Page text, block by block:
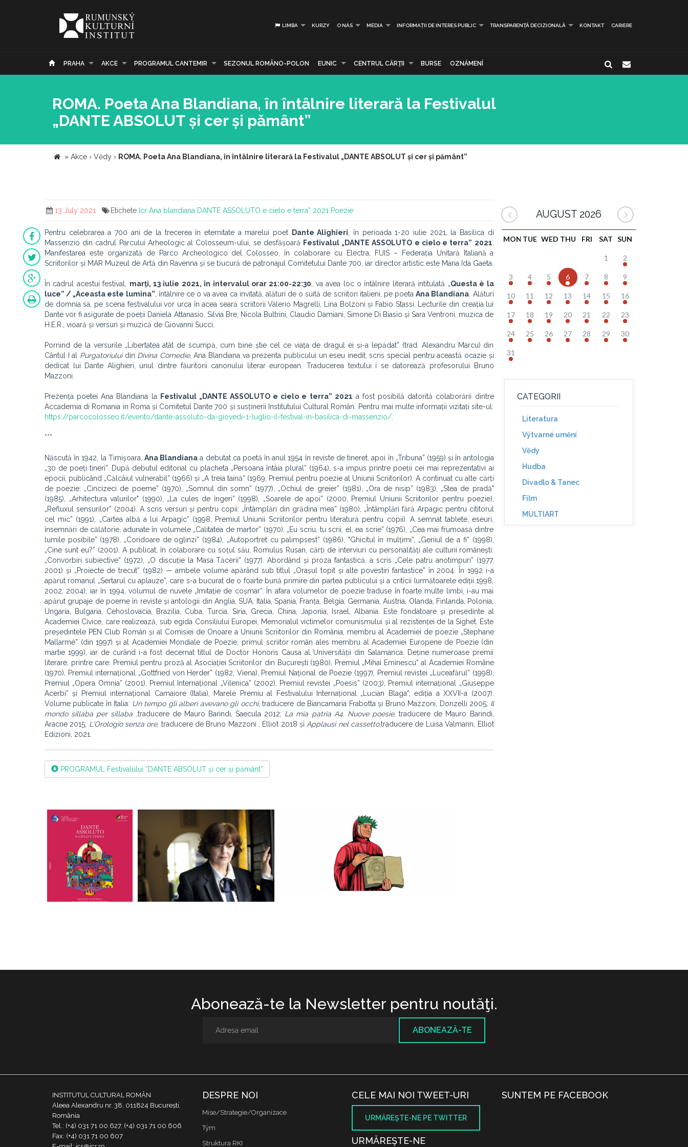
LIMBA KURZY O NÁS MÉDIA INFORMAȚII DE INTERES PUBLIC TRANSPARENȚĂ DECIZIONALĂ KONTAKT CARIERE
PRAHA AKCE PROGRAMUL CANTEMIR SEZONUL ROMÂNO-POLON EUNIC CENTRUL CĂRŢII BURSE OZNÁMENÍ
ROMA. Poeta Ana Blandiana, în întâlnire literară la Festivalul
„DANTE ABSOLUT și cer și pământ”
» Akce › Vědy › ROMA. Poeta Ana Blandiana, în întâlnire literară la Festivalul „DANTE ABSOLUT și cer și pământ”
13 July 2021 Etichete Icr Ana blandiana DANTE ASSOLUTO e cielo e terra” 2021 Poezie
Pentru celebrarea a 700 ani de la trecerea în eternitate a marelui poet Dante Alighieri
în perioada 1-20 iulie 2021, la Basilica di
Massenzio din cadrul Parcului Arheologic al Colosseum-ului, se desfășoară Festivalul „DANTE ASSOLUTO e cielo e terra” 2021
Manifestarea este organizată de Parco Archeologico del Colosseo, în colaborare cu Electra, FUIS – Federația Unitară Italiană a
Scriitorilor și MAR Muzeul de Artă din Ravenna și se bucură de patronajul Comitetului Dante 700, iar director artistic este Maria Ida Gaeta.
În cadrul acestui festival, marți, 13 iulie 2021, în intervalul orar 21:00-22:30 , va avea loc o întâlnire literară intitulată „Questa è la
luce” / „Aceasta este lumina” , întâlnire ce o va avea ca invitată, alături de o suită de scriitori italieni, pe poetaAna Blandiana . Alături
de domnia sa, pe scena festivalului vor urca în acea seară scriitorii Valerio Magrelli, Lina Bolzoni și Fabio Stassi. Lecturile din creația lui
Dante vor fi asigurate de poeții Daniela Attanasio, Silvia Bre, Nicola Bultrini, Claudio Damiani, Simone Di Biasio și Sara Ventroni, muzica de
H.E.R., vioară și versuri și muzică de Giovanni Succi.
Pornind de la versurile „Libertatea atât de scumpă, cum bine știe cel ce viața de dragul ei și-a lepădat” (trad. Alexandru Marcu) din
Cântul I al Purgatoriuluidin Divina Comedie, Ana Blandiana va prezenta publicului un eseu inedit, scris special pentru această ocazie și
dedicat lui Dante Alighieri, unul dintre făuritorii canonului literar european. Traducerea textului i se datorează profesorului Bruno
Mazzoni.
Prezența poetei Ana Blandiana la Festivalul „DANTE ASSOLUTO e cielo e terra” 2021 a fost posibilă datorită colaborării dintre
Accademia di Romania in Roma și Comitetul Dante 700 și susținerii Institutului Cultural Român. Pentru mai multe informații vizitați site-ul:
https://parcocolosseo.it/evento/dante-assoluto-da-giovedi-1-luglio-il-festival-in-basilica-di-massenzio/
***
Născută în 1942, la Timișoara, Ana Blandiana a debutat ca poetă în anul 1954 în reviste de tineret, apoi în „Tribuna” (1959) și în antologia
„30 de poeți tineri”. După debutul editorial cu placheta „Persoana întâia plural” (1964), s-a impus printre poeții cei mai reprezentativi ai
epocii, publicând „Călcâiul vulnerabil” (1966) și „A treia taină” (1969, Premiul pentru poezie al Uniunii Scriitorilor). A continuat cu alte cărți
de poezie: „Cincizeci de poeme” (1970), „Somnul din somn” (1977), „Ochiul de greier” (1981), „Ora de nisip” (1983), „Stea de pradă"
(1985), „Arhitectura valurilor" (1990), „La cules de îngeri” (1998), „Soarele de apoi” (2000, Premiul Uniunii Scriitorilor pentru poezie),
„Refluxul sensurilor” (2004). A scris versuri și pentru copii: „Întâmplări din grădina mea” (1980), „Întâmplări fără Arpagic pentru cititorul
cel mic” (1991), „Cartea albă a lui Arpagic” (1998, Premiul Uniunii Scriitorilor pentru literatură pentru copii). A semnat tablete, eseuri,
însemnări de călătorie, adunate în volumele „Calitatea de martor” (1970), „Eu scriu, tu scrii, el, ea scrie” (1976), „Cea mai frumoasă dintre
lumile posibile” (1978), „Coridoare de oglinzi” (1984), „Autoportret cu palimpsest” (1986), "Ghicitul în mulțimi”, „Geniul de a fi” (1998),
„Cine sunt eu?” (2001). A publicat, în colaborare cu soțul său, Romulus Rusan, cărți de interviuri cu personalități ale culturii românești:
„Convorbiri subiective” (1972), „O discuție la Masa Tăcerii” (1977). Abordând și proza fantastică, a scris „Cele patru anotimpuri” (1977,
2001) și „Proiecte de trecut” (1982) — ambele volume apărând sub titlul „Orașul topit și alte povestiri fantastice” în 2004. În 1992 i-a
apărut romanul „Sertarul cu aplauze”, care s-a bucurat de o foarte bună primire din partea publicului și a criticii (următoarele ediții 1998,
2002, 2004), iar în 1994, volumul de nuvele „Imitație de coșmar”. În afara volumelor de poezie traduse în foarte multe limbi, i-au mai
apărut grupaje de poeme în reviste și antologii din Anglia, SUA, Italia, Spania, Franța, Belgia, Germania, Austria, Olanda, Finlanda, Polonia,
Ungaria, Bulgaria, Cehoslovacia, Brazilia, Cuba, Turcia, Siria, Grecia, China, Japonia, Israel, Albania. Este fondatoare și președinte al
Academiei Civice, care realizează, sub egida Consiliului Europei, Memorialul victimelor comunismului și al rezistenței de la Sighet. Este
președintele PEN Club Român și al Comisiei de Onoare a Uniunii Scriitorilor din România, membru al Academiei de poezie „Stephane
Mallarmé” (din 1997) și al Academiei Mondiale de Poezie, primul scriitor român ales membru al Academiei Europene de Poezie (din
martie 1999), iar de curând i-a fost decernat titlul de Doctor Honoris Causa al Universității din Salamanca. Deține numeroase premii
literare, printre care: Premiul pentru proză al Asociației Scriitorilor din București (1980), Premiul „Mihai Eminescu” al Academiei Române
(1970), Premiul internațional „Gottfried von Herder” (1982, Viena), Premiul Național de Poezie (1997), Premiul revistei „Luceafărul” (1998),
Premiul „Opera Omnia” (2001), Premiul Internațional „Vilenica” (2002), Premiul revistei „Poesis” (2003), Premiul internațional „Giuseppe
Acerbi” și Premiul internațional Camaiore (Italia), Marele Premiu al Festivalului Internațional „Lucian Blaga”, ediția a XXVII-a (2007).
Volume publicate în Italia: Un tempo gli alberi avevano gli occhi, traducere de Biancamaria Frabotta și Bruno Mazzoni, Donzelli 2005; Il
mondo sillaba per sillaba ,traducere de Mauro Barindi, Saecula 2012; La mia patria A4. Nuove poesie, traducere de Mauro Barindi,
Aracne 2015; L'Orologio senza ore, traducere de Bruno Mazzoni , Elliot 2018 și Applausi nel cassetto,traducere de Luisa Valmarin, Elliot
Edizioni, 2021.
PROGRAMUL Festivalului “DANTE ABSOLUT și cer și pământ”
AUGUST 2026
MON TUE WED THU FRI SAT SUN
1 2
3 4 5 6 7 8 9
10 11 12 13 14 15 16
17 18 19 20 21 22 23
24 25 26 27 28 29 30
31
CATEGORII
Literatura
Výtvarné umění
Vědy
Hudba
Divadlo & Tanec
Film
MULTIART
Abonează-te la Newsletter pentru noutăţi.
ABONEAZĂ-TE
INSTITUTUL CULTURAL ROMÂN
Aleea Alexandru nr. 38, 011824 București,
România
Tel.: (+4) 031 71 00 627, (+4) 031 71 00 606
Fax: (+4) 031 71 00 607
DESPRE NOI
Mise/Strategie/Organizace
Tým
Struktura RKI
CELE MAI NOI TWEET-URI
URMĂREŞTE-NE PE TWITTER
URMĂREŞTE-NE
SUNTEM PE FACEBOOK